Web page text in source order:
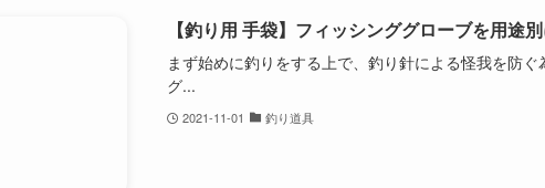
【釣り用 手袋】フィッシンググローブを用途
まず始めに釣りをする上で、釣り針による怪我を防
グ...
2021-11-01 釣り道具